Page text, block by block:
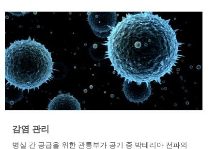
감염 관리
병실 간 공급을 위한 관통부가 공기 중 박테리아 전파의